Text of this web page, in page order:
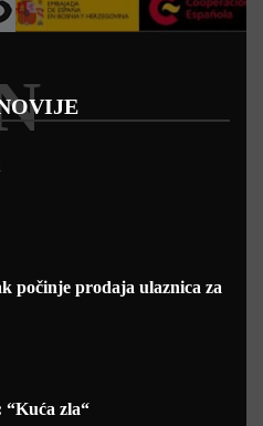
počinje prodaja ulaznica za
zla“